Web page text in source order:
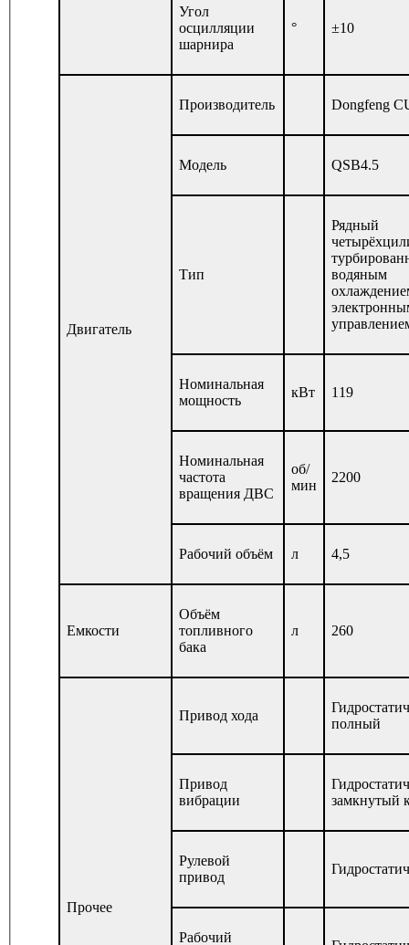
Угол
осцилляции
шарнира
° ±10
Двигатель
Производитель Dongfeng
Модель QSB4.5
Tип
Рядный
водяным
Номинальная
мощность
кВт 119
Номинальная
частота
вращения ДВС
об/
мин
2200
Рабочий объём л 4,5
Емкости
Объём
топливного
бака
л 260
Прочее
Привод хода
полный
Привод
вибрации
замкнутый
Рулевой
привод
Рабочий